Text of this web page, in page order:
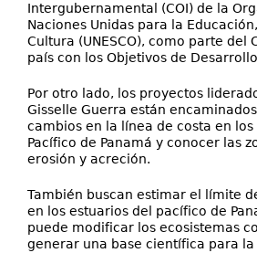
Intergubernamental (COI) de la
Naciones Unidas para la
Cultura (UNESCO), como parte del
país con los Objetivos de
Por otro lado, los proyectos
Gisselle Guerra están
cambios en la línea de costa en los
Pacífico de Panamá y conocer las
erosión y acreción.
También buscan estimar el límite
en los estuarios del pacífico de
puede modificar los ecosistemas
generar una base científica para la